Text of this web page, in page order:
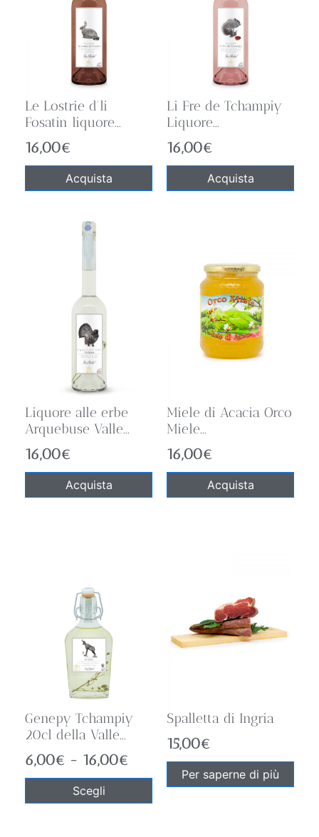
Le Lostrie d’li
Fosatin liquore...
16,00€
Acquista
Li Fre de Tchampiy
Liquore...
16,00€
Acquista
Liquore alle erbe
Arquebuse Valle...
16,00€
Acquista
Miele di Acacia Orco
Miele...
16,00€
Acquista
Genepy Tchampiy
20cl della Valle...
6,00€ - 16,00€
Scegli
Spalletta di Ingria
15,00€
Per saperne di più